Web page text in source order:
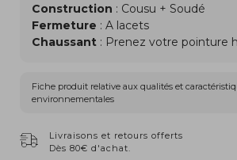
Construction : Cousu + Soudé
Fermeture : A lacets
Chaussant : Prenez votre pointure
Fiche produit relative aux qualités et
environnementales
Livraisons et retours offerts
Dès 80€ d'achat.